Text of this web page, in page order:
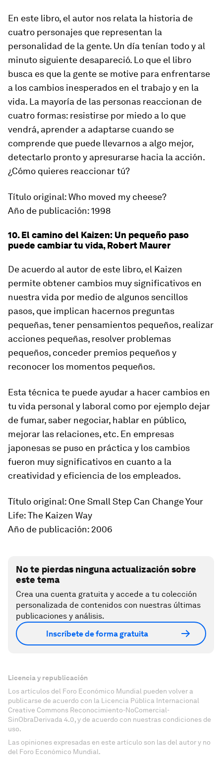
En este libro, el autor nos relata la historia de
cuatro personajes que representan la
personalidad de la gente. Un día tenían todo y al
minuto siguiente desapareció. Lo que el libro
busca es que la gente se motive para enfrentarse
a los cambios inesperados en el trabajo y en la
vida. La mayoría de las personas reaccionan de
cuatro formas: resistirse por miedo a lo que
vendrá, aprender a adaptarse cuando se
comprende que puede llevarnos a algo mejor,
detectarlo pronto y apresurarse hacia la acción.
¿Cómo quieres reaccionar tú?
Título original: Who moved my cheese?
Año de publicación: 1998
10. El camino del Kaizen: Un pequeño paso
puede cambiar tu vida, Robert Maurer
De acuerdo al autor de este libro, el Kaizen
permite obtener cambios muy significativos en
nuestra vida por medio de algunos sencillos
pasos, que implican hacernos preguntas
pequeñas, tener pensamientos pequeños, realizar
acciones pequeñas, resolver problemas
pequeños, conceder premios pequeños y
reconocer los momentos pequeños.
Esta técnica te puede ayudar a hacer cambios en
tu vida personal y laboral como por ejemplo dejar
de fumar, saber negociar, hablar en público,
mejorar las relaciones, etc. En empresas
japonesas se puso en práctica y los cambios
fueron muy significativos en cuanto a la
creatividad y eficiencia de los empleados.
Título original: One Small Step Can Change Your
Life: The Kaizen Way
Año de publicación: 2006
No te pierdas ninguna actualización sobre
este tema
Crea una cuenta gratuita y accede a tu colección
personalizada de contenidos con nuestras últimas
publicaciones y análisis.
Inscríbete de forma gratuita
Licencia y republicación
Los artículos del Foro Económico Mundial pueden volver a
publicarse de acuerdo con la Licencia Pública Internacional
Creative Commons Reconocimiento-NoComercial-
SinObraDerivada 4.0, y de acuerdo con nuestras condiciones de
uso.
Las opiniones expresadas en este artículo son las del autor y no
del Foro Económico Mundial.